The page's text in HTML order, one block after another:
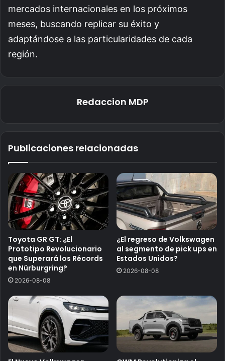
mercados internacionales en los próximos
meses, buscando replicar su éxito y
adaptándose a las particularidades de cada
región.
Redaccion MDP
Publicaciones relacionadas
Toyota GR GT: ¿El
Prototipo Revolucionario
que Superará los Récords
en Nürburgring?
2026-08-08
¿El regreso de Volkswagen
al segmento de pick ups en
Estados Unidos?
2026-08-08